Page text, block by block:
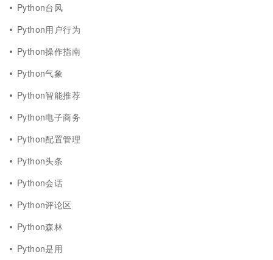
Python台风
Python用户行为
Python操作指南
Python气象
Python智能推荐
Python电子商务
Python配置管理
Python头条
Python会话
Python评论区
Python森林
Python是用